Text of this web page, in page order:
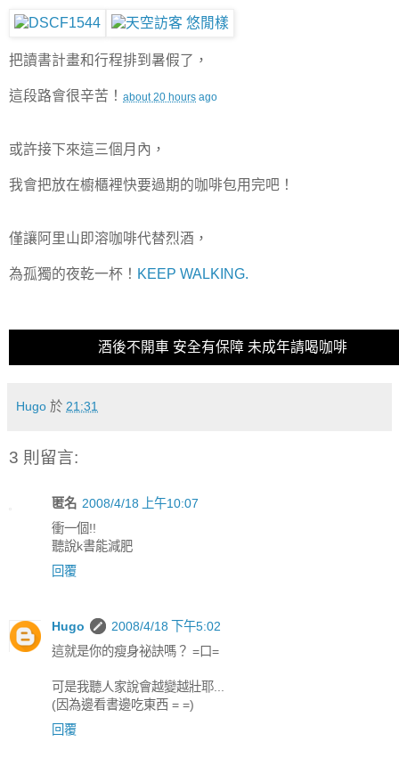
把讀書計畫和行程排到暑假了，
這段路會很辛苦！ about 20 hours ago
或許接下來這三個月內，
我會把放在櫥櫃裡快要過期的咖啡包用完吧！
僅讓阿里山即溶咖啡代替烈酒，
為孤獨的夜乾一杯！ KEEP WALKING.
酒後不開車 安全有保障 未成年請喝咖啡
Hugo 於 21:31
3 則留言:
匿名 2008/4/18 上午10:07
衝一個!!
聽說k書能減肥
回覆
Hugo
2008/4/18 下午5:02
這就是你的瘦身祕訣嗎？ =口=
可是我聽人家說會越變越壯耶...
(因為邊看書邊吃東西 = =)
回覆